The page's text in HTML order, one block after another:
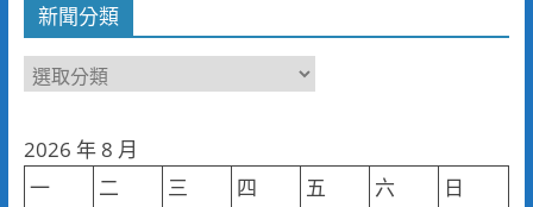
新聞分類
新
類
2026 年 8 月
一
二 三 四 五 六
日